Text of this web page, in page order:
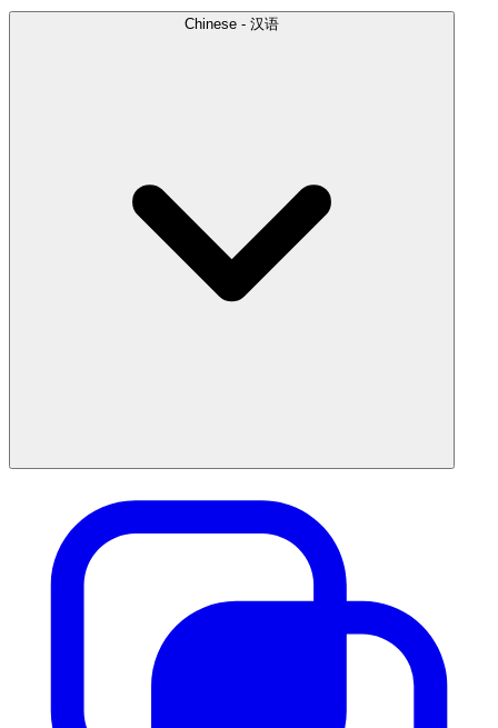
Chinese - 汉语